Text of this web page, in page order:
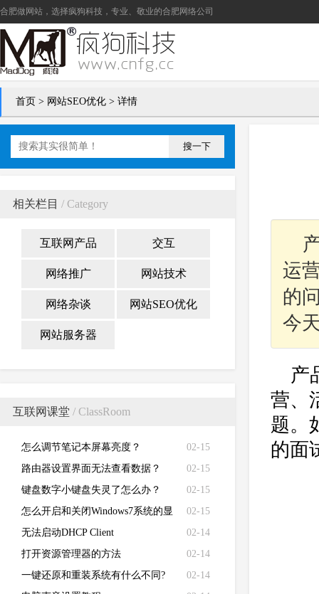
合肥做网站 ，选择疯狗科技，专业、敬业的合肥网络公司
首页 > 网站SEO优化 > 详情
搜一下
相关栏目 / Category
互联网产品 交互
网络推广 网站技术
网络杂谈 网站SEO优化
网站服务器
互联网课堂 / ClassRoom
02-15
怎么调节笔记本屏幕亮度？
02-15
路由器设置界面无法查看数据？
02-15
键盘数字小键盘失灵了怎么办？
02-15
怎么开启和关闭Windows7系统的显
卡硬件加速功能
02-14
无法启动DHCP Client
02-14
打开资源管理器的方法
02-14
一键还原和重装系统有什么不同?
运
的
今
产
营、
题。
的面